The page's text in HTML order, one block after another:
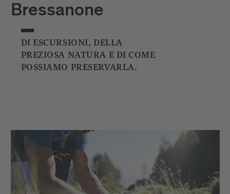
Bressanone
DI ESCURSIONI, DELLA
PREZIOSA NATURA E DI COME
POSSIAMO PRESERVARLA.